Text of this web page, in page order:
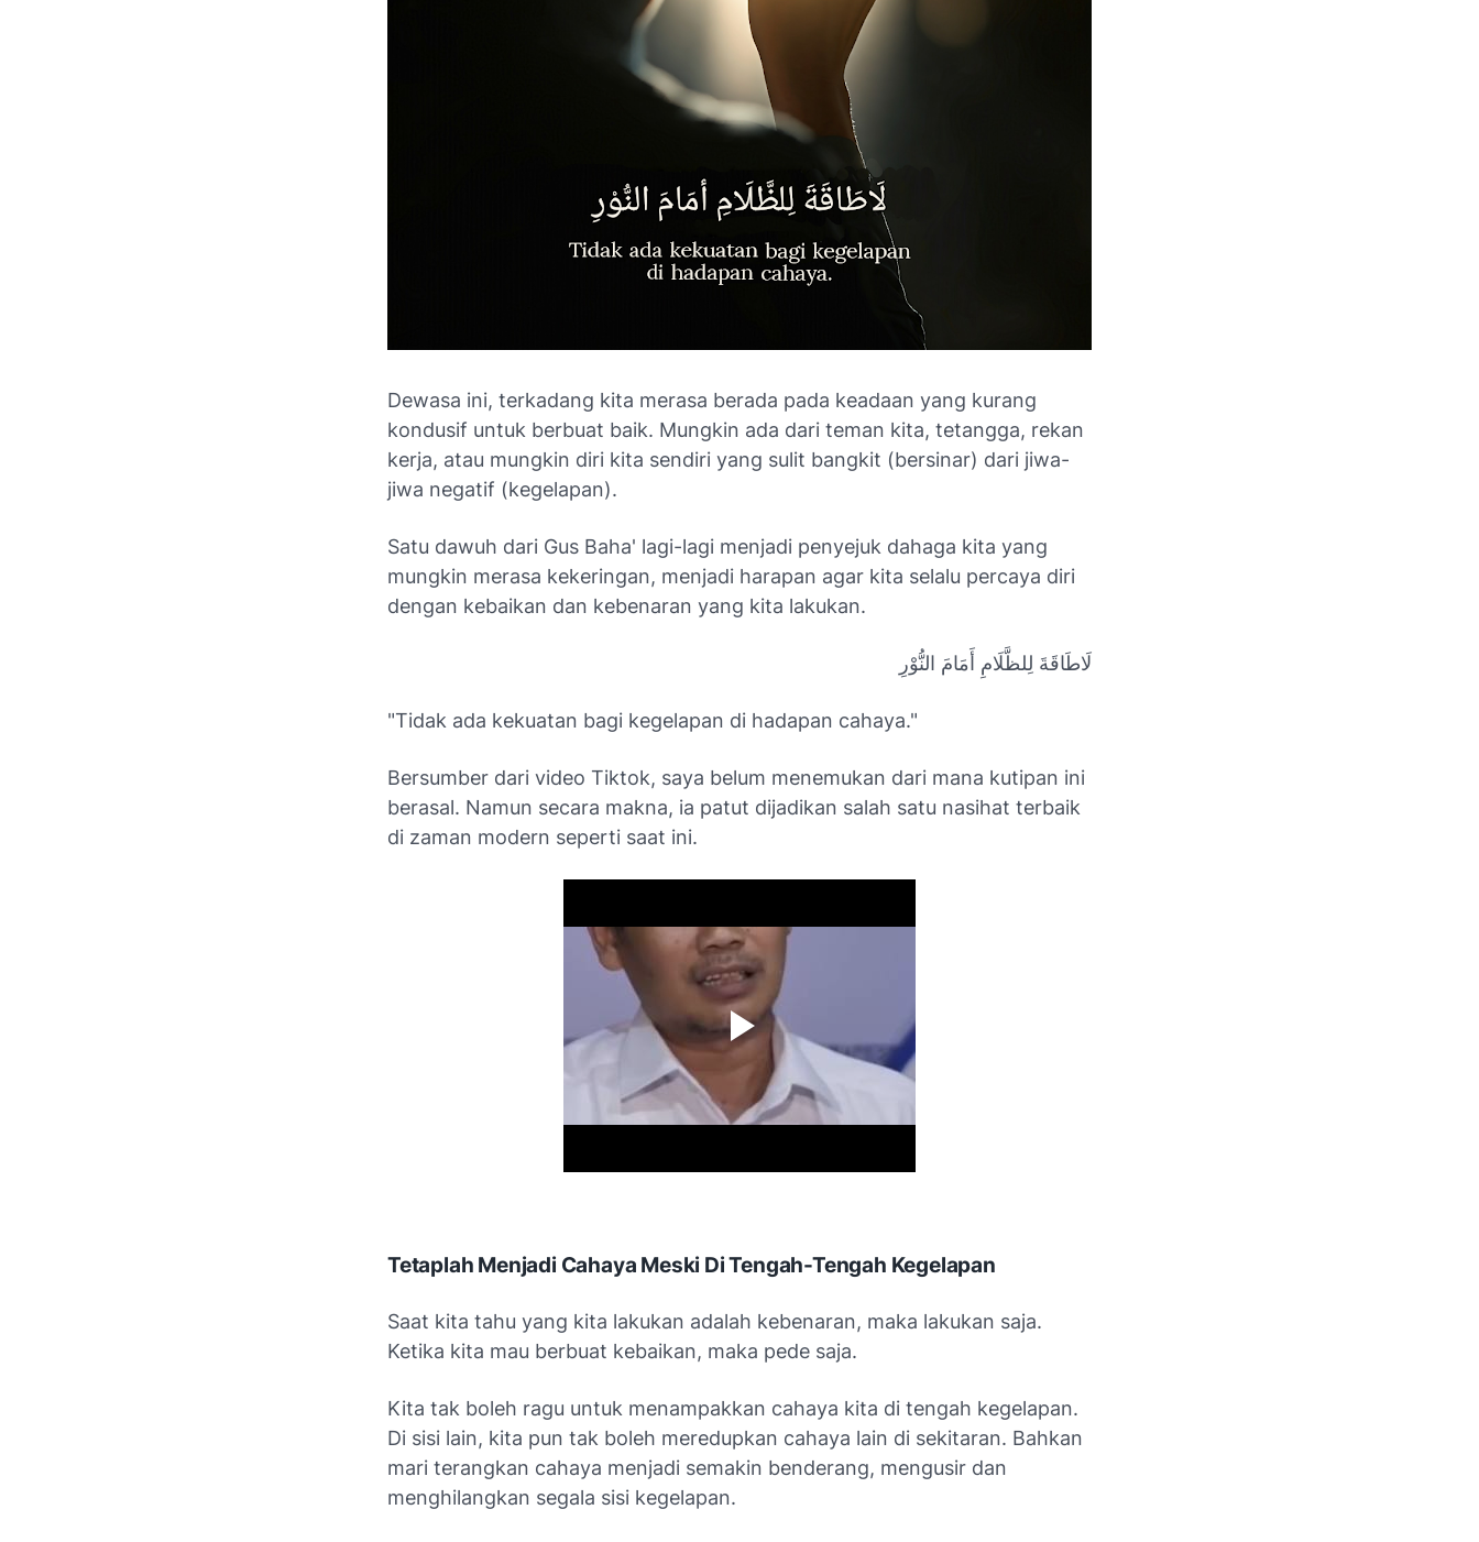
Dewasa ini, terkadang kita merasa berada pada keadaan yang kurang
kondusif untuk berbuat baik. Mungkin ada dari teman kita, tetangga, rekan
kerja, atau mungkin diri kita sendiri yang sulit bangkit (bersinar) dari jiwa-
jiwa negatif (kegelapan).
Satu dawuh dari Gus Baha' lagi-lagi menjadi penyejuk dahaga kita yang
mungkin merasa kekeringan, menjadi harapan agar kita selalu percaya diri
dengan kebaikan dan kebenaran yang kita lakukan.
لَاطَاقَةَ لِلظَّلَامِ أَمَامَ النُّوْرِ
"Tidak ada kekuatan bagi kegelapan di hadapan cahaya."
Bersumber dari video Tiktok, saya belum menemukan dari mana kutipan ini
berasal. Namun secara makna, ia patut dijadikan salah satu nasihat terbaik
di zaman modern seperti saat ini.
Tetaplah Menjadi Cahaya Meski Di Tengah-Tengah Kegelapan
Saat kita tahu yang kita lakukan adalah kebenaran, maka lakukan saja.
Ketika kita mau berbuat kebaikan, maka pede saja.
Kita tak boleh ragu untuk menampakkan cahaya kita di tengah kegelapan.
Di sisi lain, kita pun tak boleh meredupkan cahaya lain di sekitaran. Bahkan
mari terangkan cahaya menjadi semakin benderang, mengusir dan
menghilangkan segala sisi kegelapan.